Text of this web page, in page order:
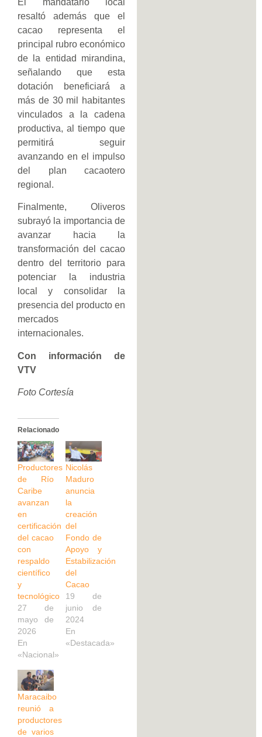
resaltó además que el
cacao representa el
principal rubro económico
de la entidad mirandina,
señalando que esta
dotación beneficiará a
más de 30 mil habitantes
vinculados a la cadena
productiva, al tiempo que
permitirá seguir
avanzando en el impulso
del plan cacaotero
regional.
Finalmente, Oliveros
subrayó la importancia de
avanzar hacia la
transformación del cacao
dentro del territorio para
potenciar la industria
local y consolidar la
presencia del producto en
mercados
internacionales.
Con información de
VTV
Foto Cortesía
Relacionado
Productores
de Río
Caribe
avanzan
en
certificación
del cacao
con
respaldo
científico
y
tecnológico
27 de
mayo de
2026
En
«Nacional»
Nicolás
Maduro
anuncia
la
creación
del
Fondo de
Apoyo y
Estabilización
del
Cacao
19 de
junio de
2024
En
«Destacada»
Maracaibo
reunió a
productores
de varios